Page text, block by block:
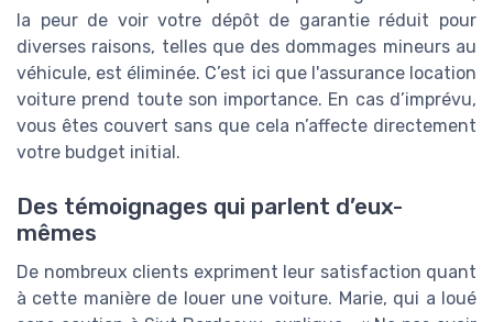
la peur de voir votre dépôt de garantie réduit pour
diverses raisons, telles que des dommages mineurs au
véhicule, est éliminée. C’est ici que l'assurance location
voiture prend toute son importance. En cas d’imprévu,
vous êtes couvert sans que cela n’affecte directement
votre budget initial.
Des témoignages qui parlent d’eux-
mêmes
De nombreux clients expriment leur satisfaction quant
à cette manière de louer une voiture. Marie, qui a loué